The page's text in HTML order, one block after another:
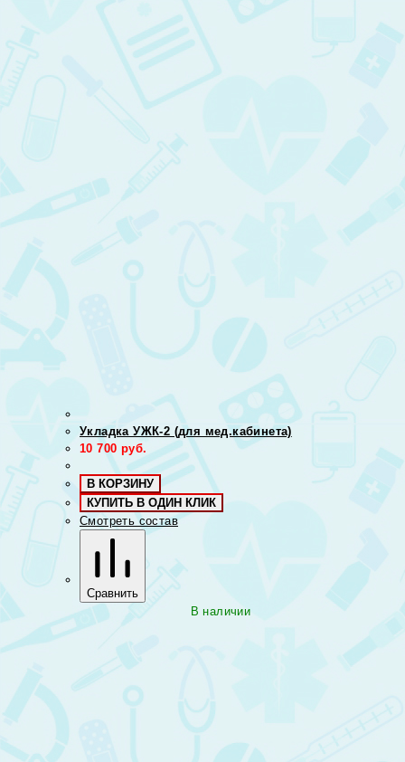
Укладка УЖК-2 (для мед.кабинета)
10 700 руб.
В КОРЗИНУ
КУПИТЬ В ОДИН КЛИК
Смотреть состав
Сравнить
В наличии